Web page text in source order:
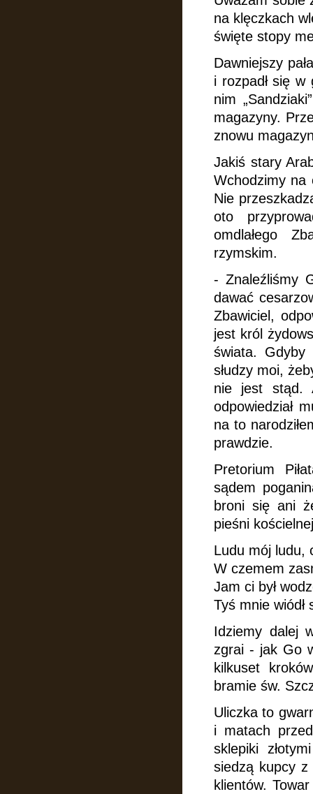
na klęczkach
święte stopy
Dawniejszy
i rozpadł się
nim
magazyny.
znowu
Jakiś stary
Wchodzimy na
Nie
oto
omdlałego
rzymskim.
- Znaleźliśmy
dawać
Zbawiciel,
jest król
świata. Gdyby
słudzy moi,
nie jest stąd.
odpowiedział
na to
prawdzie.
Pretorium
sądem
broni się ani
pieśni
Ludu mój ludu,
W czemem
Jam ci był
Tyś mnie wiódł
Idziemy dalej
zgrai - jak Go
kilkuset
bramie św.
Uliczka to
i matach
sklepiki
siedzą kupcy z
klientów.